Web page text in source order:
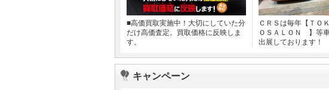
■高価買取実施中！大切にしていた分
だけ高価査定。買取価格に反映しま
す。
ＣＲＳは毎年【ＴＯ
ＯＳＡＬＯＮ 】等
出展しております！
キャンペーン